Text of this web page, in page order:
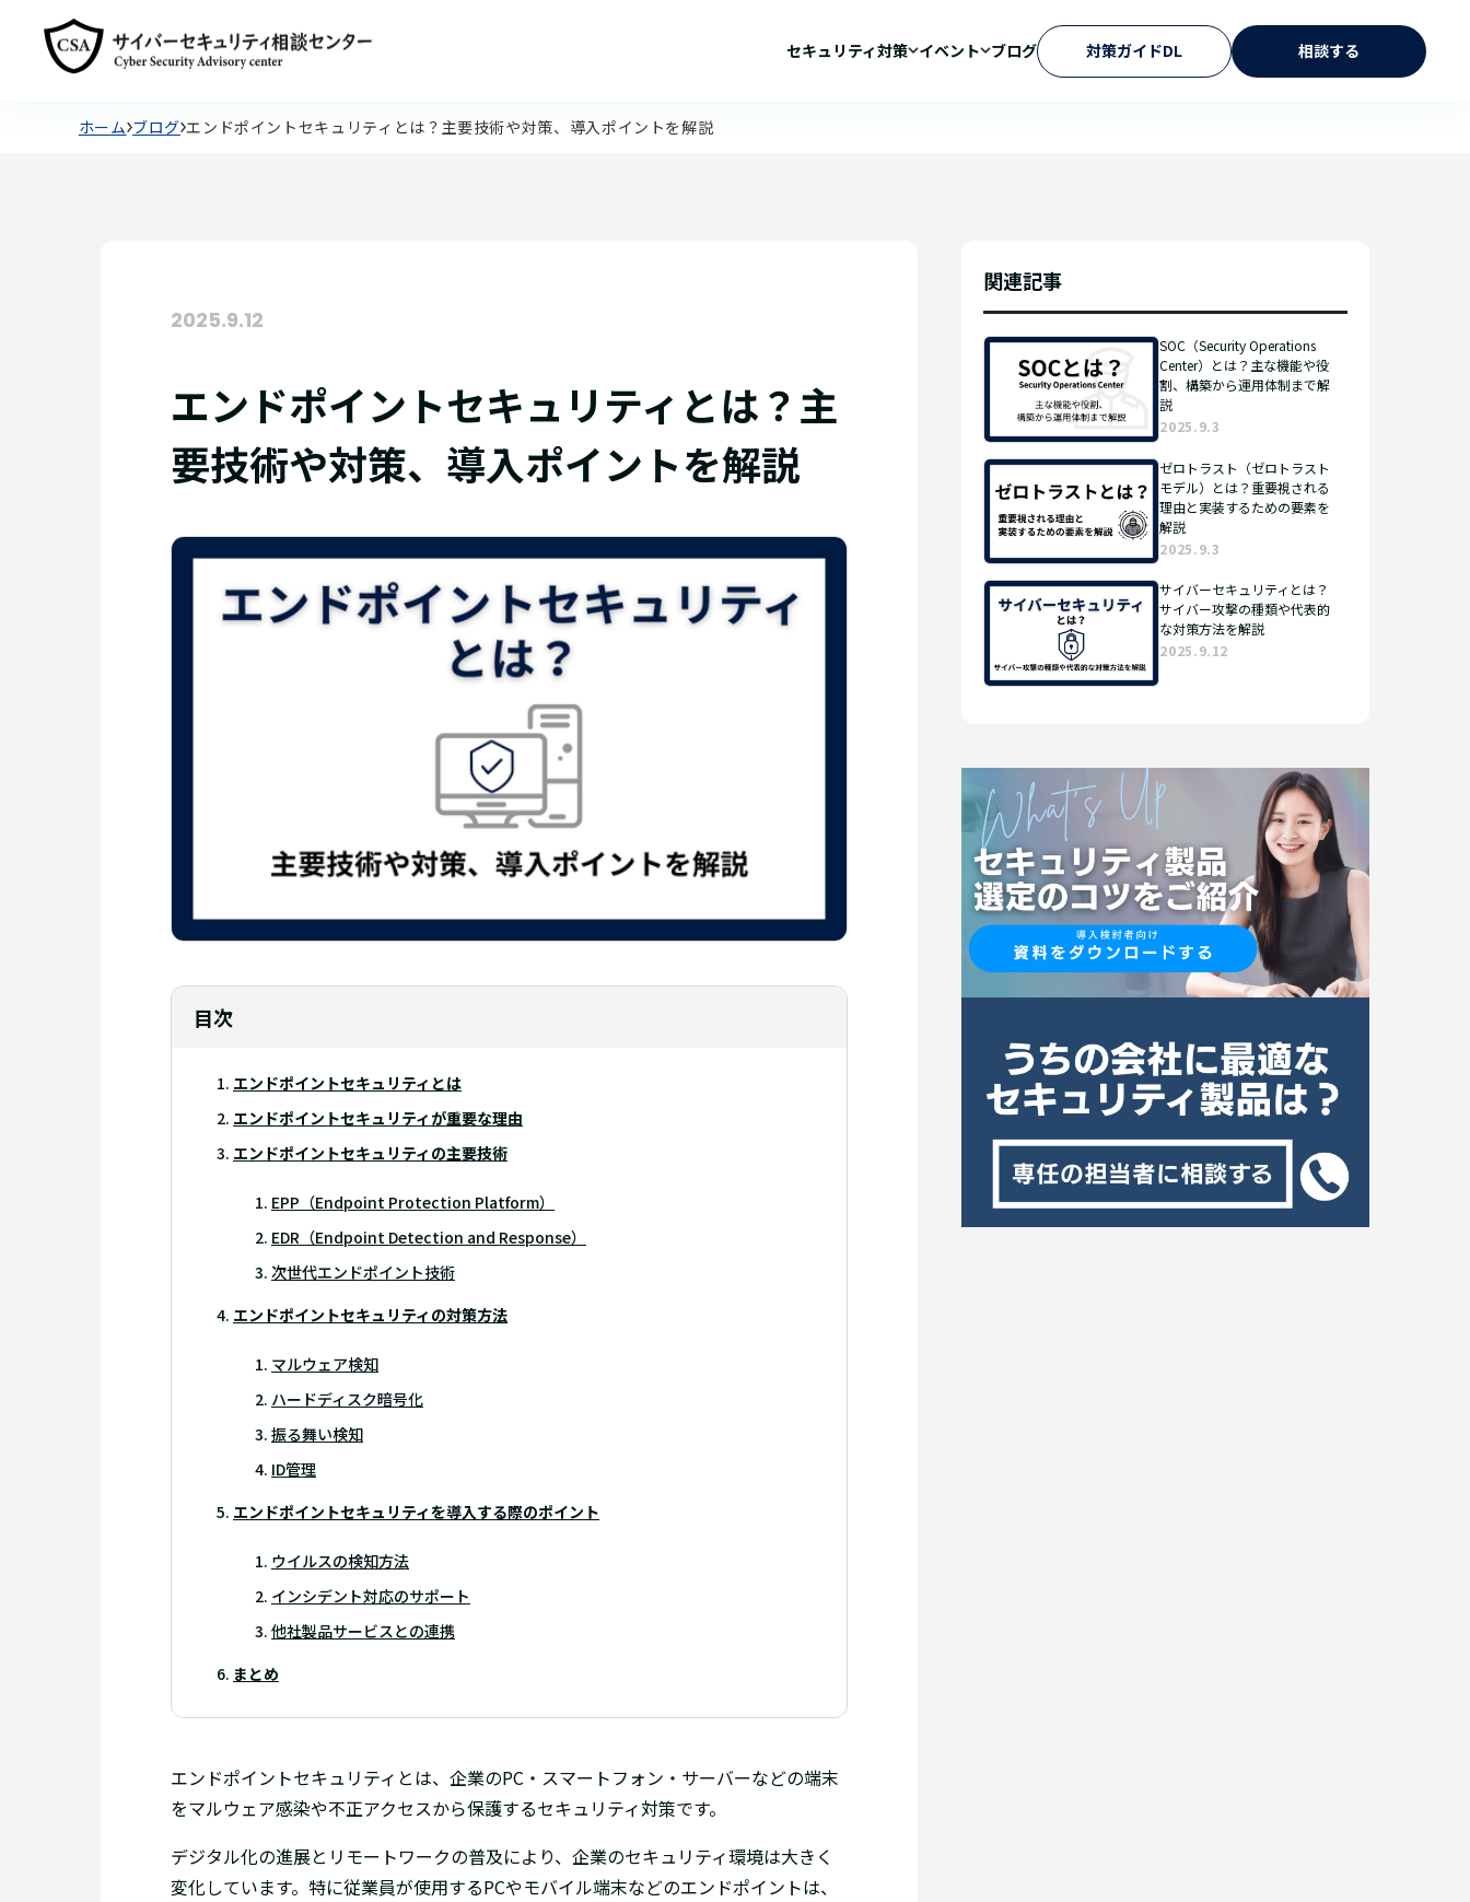
セキュリティ対策 イベント ブログ 対策ガイドDL 相談する
ホーム ブログ エンドポイントセキュリティとは？主要技術や対策、導入ポイントを解説
2025.9.12
エンドポイントセキュリティとは？主
要技術や対策、導入ポイントを解説
目次
エンドポイントセキュリティとは
エンドポイントセキュリティが重要な理由
エンドポイントセキュリティの主要技術
EPP（Endpoint Protection Platform）
EDR（Endpoint Detection and Response）
次世代エンドポイント技術
エンドポイントセキュリティの対策方法
マルウェア検知
ハードディスク暗号化
振る舞い検知
ID管理
エンドポイントセキュリティを導入する際のポイント
ウイルスの検知方法
インシデント対応のサポート
他社製品サービスとの連携
まとめ
エンドポイントセキュリティとは、企業のPC・スマートフォン・サーバーなどの端末
をマルウェア感染や不正アクセスから保護するセキュリティ対策です。
デジタル化の進展とリモートワークの普及により、企業のセキュリティ環境は大きく
変化しています。特に従業員が使用するPCやモバイル端末などのエンドポイントは、
関連記事
SOC（Security Operations
Center）とは？主な機能や役
割、構築から運用体制まで解
説
2025.9.3
ゼロトラスト（ゼロトラスト
モデル）とは？重要視される
理由と実装するための要素を
解説
2025.9.3
サイバーセキュリティとは？
サイバー攻撃の種類や代表的
な対策方法を解説
2025.9.12